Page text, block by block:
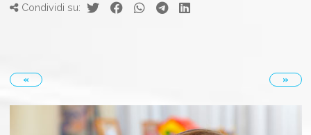
Condividi su:
« »